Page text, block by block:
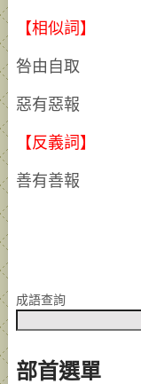
【相似詞】
咎由自取
惡有惡報
【反義詞】
善有善報
成語查詢
部首選單